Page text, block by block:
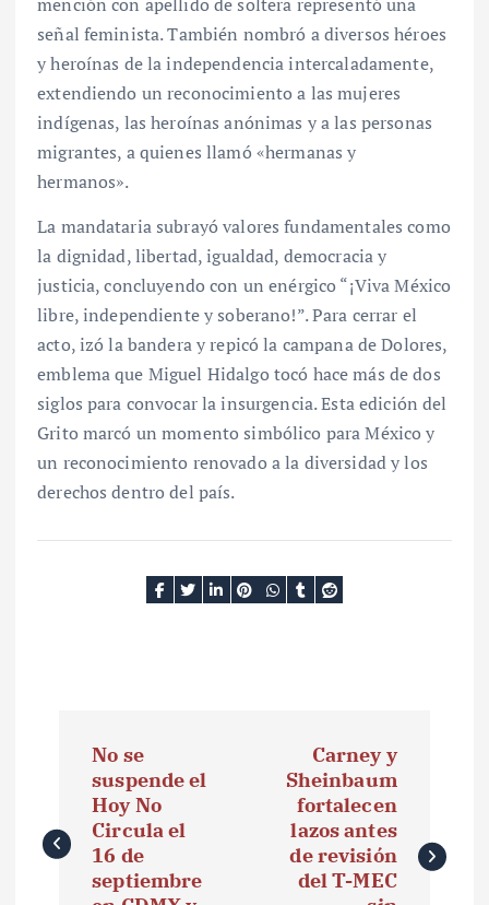
señal feminista. También nombró a diversos héroes
y heroínas de la independencia intercaladamente,
extendiendo un reconocimiento a las mujeres
indígenas, las heroínas anónimas y a las personas
migrantes, a quienes llamó «hermanas y
hermanos».
La mandataria subrayó valores fundamentales como
la dignidad, libertad, igualdad, democracia y
justicia, concluyendo con un enérgico “¡Viva México
libre, independiente y soberano!”. Para cerrar el
acto, izó la bandera y repicó la campana de Dolores,
emblema que Miguel Hidalgo tocó hace más de dos
siglos para convocar la insurgencia. Esta edición del
Grito marcó un momento simbólico para México y
un reconocimiento renovado a la diversidad y los
derechos dentro del país.
v
e
No se
suspende el
Hoy No
Circula el
16 de
septiembre
Carney y
Sheinbaum
fortalecen
lazos antes
de revisión
del T-MEC